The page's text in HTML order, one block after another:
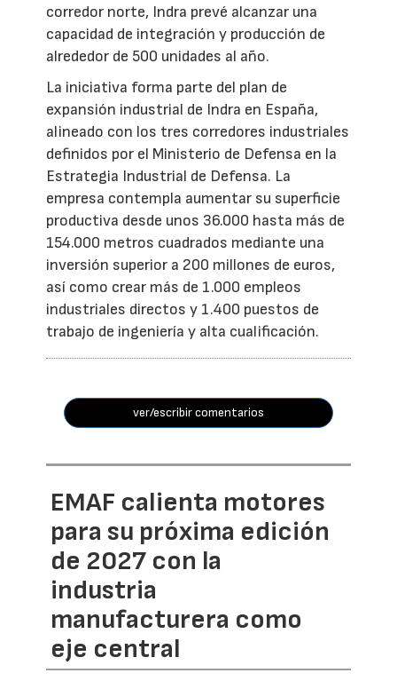
corredor norte, Indra prevé alcanzar una
capacidad de integración y producción de
alrededor de 500 unidades al año.
La iniciativa forma parte del plan de
expansión industrial de Indra en España,
alineado con los tres corredores industriales
definidos por el Ministerio de Defensa en la
Estrategia Industrial de Defensa. La
empresa contempla aumentar su superficie
productiva desde unos 36.000 hasta más de
154.000 metros cuadrados mediante una
inversión superior a 200 millones de euros,
así como crear más de 1.000 empleos
industriales directos y 1.400 puestos de
trabajo de ingeniería y alta cualificación.
ver/escribir comentarios
EMAF calienta motores
para su próxima edición
de 2027 con la
industria
manufacturera como
eje central